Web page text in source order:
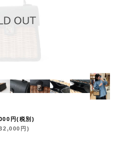
円(税別)
円 )